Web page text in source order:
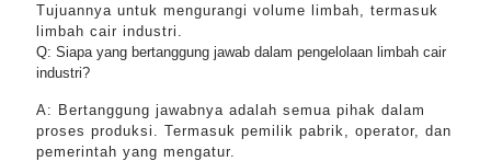
Tujuannya untuk mengurangi volume limbah, termasuk
limbah cair industri.
Q: Siapa yang bertanggung jawab dalam pengelolaan limbah cair
industri?
A: Bertanggung jawabnya adalah semua pihak dalam
proses produksi. Termasuk pemilik pabrik, operator, dan
pemerintah yang mengatur.